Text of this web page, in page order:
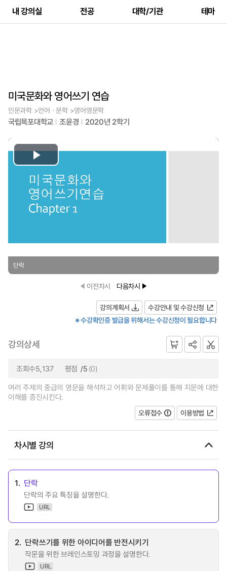
내 강의실 전공 대학/기관 테마
미국문화와 영어쓰기 연습
인문과학 >언어ㆍ문학 >영어영문학
국립목포대학교 조윤경 2020년 2학기
Play
Video
단락
이전차시 다음차시
강의계획서
수강안내 및 수강신청
※ 수강확인증 발급을 위해서는 수강신청이 필요합니다
강의상세
조회수5,137 평점 /5 (0)
여러 주제의 중급의 영문을 해석하고 어휘와 문제풀이를 통해 지문에 대한
이해를 증진시킨다.
오류접수
이용방법
차시별 강의
1. 단락
단락의 주요 특징을 설명한다.
URL
2. 단락쓰기를 위한 아이디어를 반전시키기
작문을 위한 브레인스토밍 과정을 설명한다.
URL